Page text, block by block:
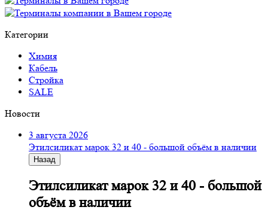
Категории
Химия
Кабель
Стройка
SALE
Новости
3 августа 2026
Этилсиликат марок 32 и 40 - большой объём в наличии
Назад
Этилсиликат марок 32 и 40 - большой
объём в наличии